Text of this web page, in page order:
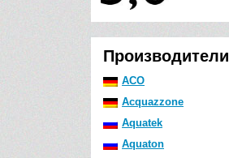
Производители
ACO
Acquazzone
Aquatek
Aquaton